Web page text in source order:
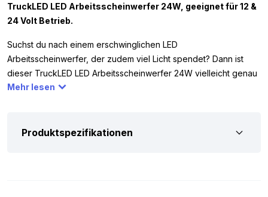
TruckLED LED Arbeitsscheinwerfer 24W, geeignet für 12 &
24 Volt Betrieb.
Suchst du nach einem erschwinglichen LED
Arbeitsscheinwerfer, der zudem viel Licht spendet? Dann ist
dieser TruckLED LED Arbeitsscheinwerfer 24W vielleicht genau
die richtige Lampe für dich. Die Lampe verfügt über 8 LEDs, die
Der Arbeitsscheinwerfer funktioniert mit 12 und 24 Volt, du
Mehr lesen
Produktspezifikationen